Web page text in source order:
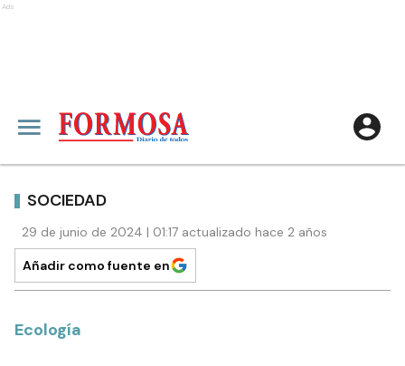
Ads
SOCIEDAD
29 de junio de 2024 | 01:17 actualizado hace 2 años
Añadir como fuente en
Ecología